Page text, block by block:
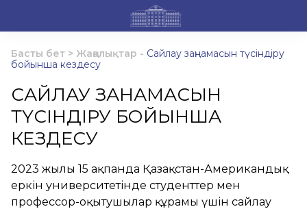
Басты бет > Жаңалықтар - Сайлау заңнамасын түсіндіру
бойынша кездесу
САЙЛАУ ЗАҢНАМАСЫН
ТҮСІНДІРУ БОЙЫНША
КЕЗДЕСУ
2023 жылғы 15 ақпанда Қазақстан-Американдық
еркін университетінде студенттер мен
профессор-оқытушылар құрамы үшін сайлау